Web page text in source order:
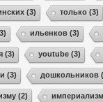
(3) только (3)
ильенков (3)
(3) youtube (3)
(3) дошкольников
(2)